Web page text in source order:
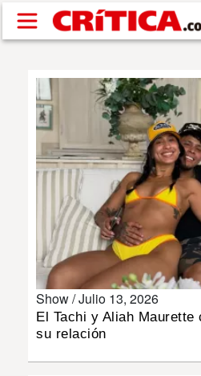
Pasar al contenido principal
SUCESOS
NACIONAL
POLÍTICA
SHOW
DEPORTES
Show /Julio 13, 2026
El Tachi y Aliah Maurette
su relación